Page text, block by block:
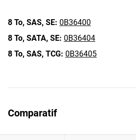
8 To, SAS, SE: 0B36400
8 To, SATA, SE: 0B36404
8 To, SAS, TCG: 0B36405
Comparatif